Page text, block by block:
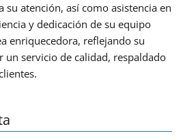
su atención, así como asistencia en
y dedicación de su equipo
enriquecedora, reflejando su
servicio de calidad, respaldado